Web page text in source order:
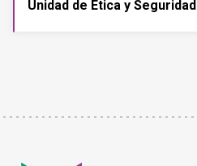
Unidad de Ética y Seguridad